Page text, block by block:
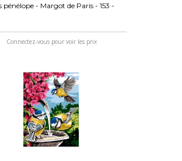
pénélope - Margot de Paris - 153 -
Connectez-vous pour voir les prix